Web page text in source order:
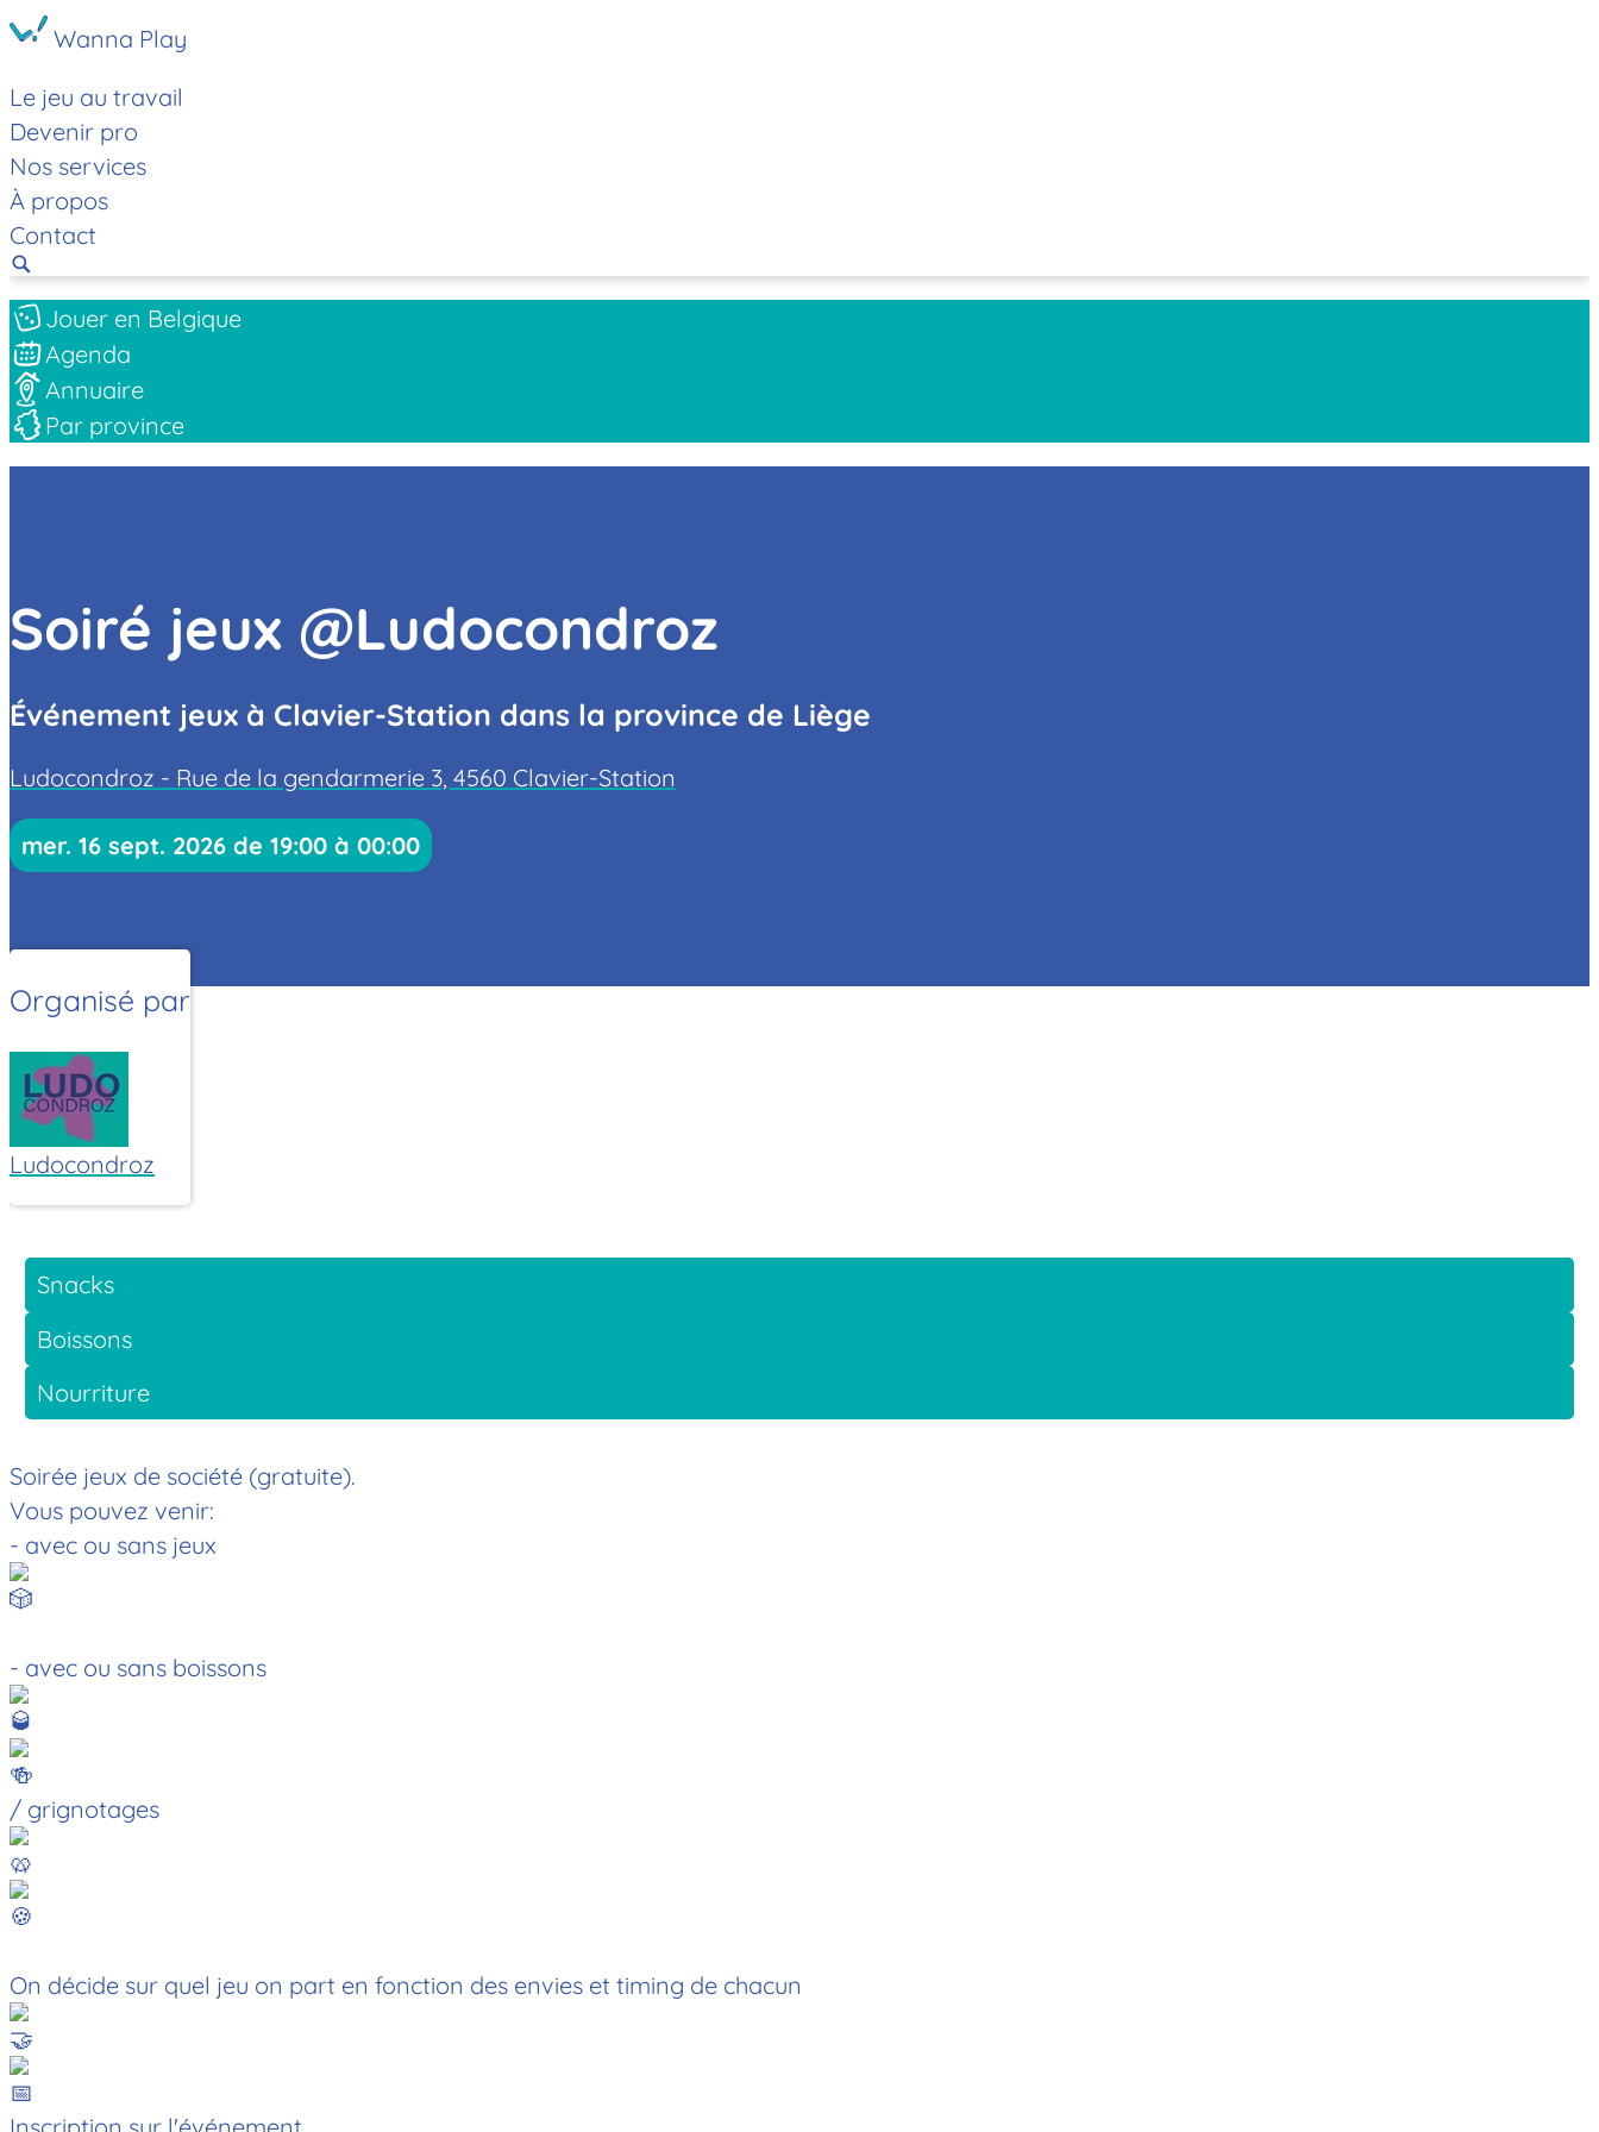
Wanna Play
Le jeu au travail
Devenir pro
Nos services
À propos
Contact
Jouer en Belgique
Agenda
Annuaire
Par province
Soiré jeux @Ludocondroz
Événement jeux à Clavier-Station dans la province de Liège
Ludocondroz - Rue de la gendarmerie 3, 4560 Clavier-Station
mer. 16 sept. 2026 de 19:00 à 00:00
Organisé par
Ludocondroz
Snacks
Boissons
Nourriture
Soirée jeux de société (gratuite).
Vous pouvez venir:
- avec ou sans jeux
- avec ou sans boissons
/ grignotages
On décide sur quel jeu on part en fonction des envies et timing de chacun